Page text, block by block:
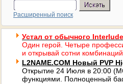
Расширенный поиск
Устал от обычного
Один герой. Четыре
и открывай сотни
L2NAME.COM Новый PVP
Открытие 24 Июля в 20:00
функциями. Полноценный